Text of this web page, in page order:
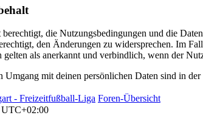
die Nutzungsbedingungen und die
den Änderungen zu widersprechen. Im
als anerkannt und verbindlich, wenn der
Umgang mit deinen persönlichen Daten sind in
- Freizeitfußball-Liga Foren-Übersicht
UTC+02:00